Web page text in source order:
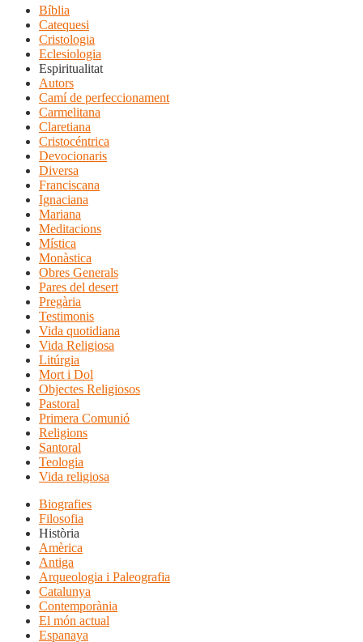
Bíblia
Catequesi
Cristologia
Eclesiologia
Espiritualitat
Autors
Camí de perfeccionament
Carmelitana
Claretiana
Cristocéntrica
Devocionaris
Diversa
Franciscana
Ignaciana
Mariana
Meditacions
Mística
Monàstica
Obres Generals
Pares del desert
Pregària
Testimonis
Vida quotidiana
Vida Religiosa
Litúrgia
Mort i Dol
Objectes Religiosos
Pastoral
Primera Comunió
Religions
Santoral
Teologia
Vida religiosa
Biografies
Filosofia
Història
Amèrica
Antiga
Arqueologia i Paleografia
Catalunya
Contemporània
El món actual
Espanaya